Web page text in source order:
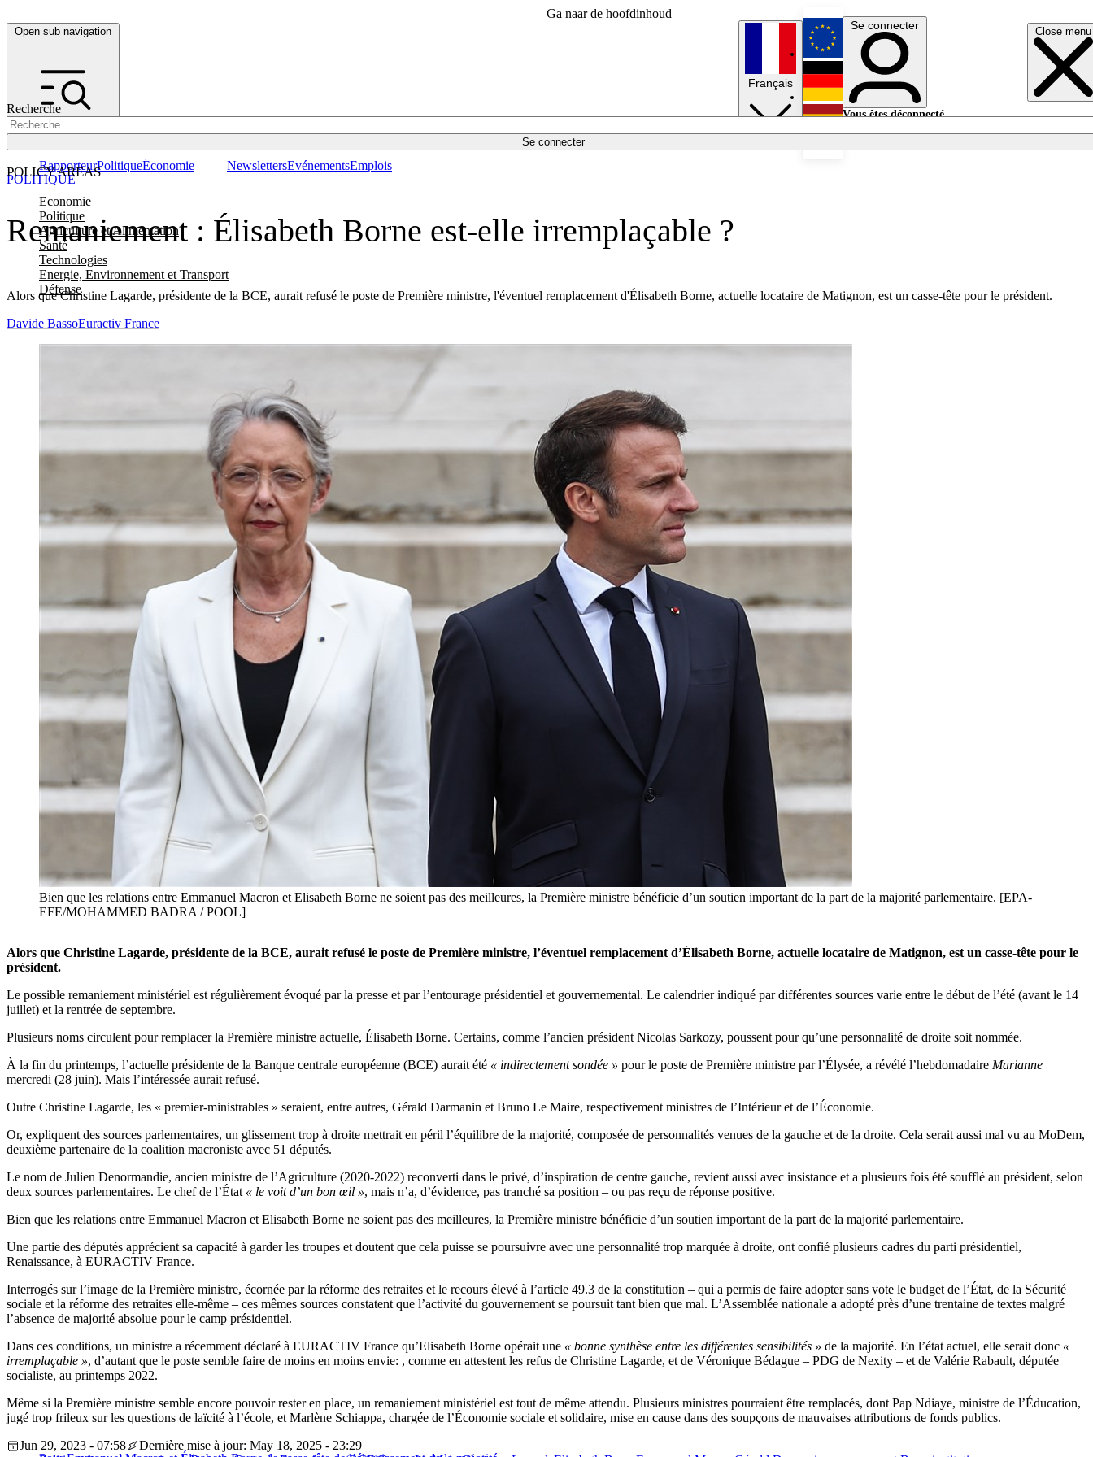
Ga naar de hoofdinhoud
Open sub navigation Close menu
Recherche
Se connecter
POLICY AREAS
Economie
Politique
Agriculture et Alimentation
Santé
Technologies
Energie, Environnement et Transport
Défense
RapporteurPolitiqueÉconomie NewslettersEvénementsEmplois
Français
English
Deutsch
Se connecter
Vous êtes déconnecté.
Remaniement : Élisabeth Borne est-elle irremplaçable ?
Alors que Christine Lagarde, présidente de la BCE, aurait refusé le poste de Première ministre, l'éventuel remplacement d'Élisabeth Borne, actuelle locataire de Matignon, est un casse-tête pour le président.
POLITIQUE
Davide BassoEuractiv France
Bien que les relations entre Emmanuel Macron et Elisabeth Borne ne soient pas des meilleures, la Première ministre bénéficie d’un soutien important de la part de la majorité parlementaire. [EPA-
EFE/MOHAMMED BADRA / POOL]
Alors que Christine Lagarde, présidente de la BCE, aurait refusé le poste de Première ministre, l’éventuel remplacement d’Élisabeth Borne, actuelle locataire de Matignon, est un casse-tête pour le
président.
Le possible remaniement ministériel est régulièrement évoqué par la presse et par l’entourage présidentiel et gouvernemental. Le calendrier indiqué par différentes sources varie entre le début de l’été (avant le 14
juillet) et la rentrée de septembre.
Plusieurs noms circulent pour remplacer la Première ministre actuelle, Élisabeth Borne. Certains, comme l’ancien président Nicolas Sarkozy, poussent pour qu’une personnalité de droite soit nommée.
À la fin du printemps, l’actuelle présidente de la Banque centrale européenne (BCE) aurait été « indirectement sondée » pour le poste de Première ministre par l’Élysée, a révélé l’hebdomadaire Marianne
mercredi (28 juin). Mais l’intéressée aurait refusé.
Outre Christine Lagarde, les « premier-ministrables » seraient, entre autres, Gérald Darmanin et Bruno Le Maire, respectivement ministres de l’Intérieur et de l’Économie.
Or, expliquent des sources parlementaires, un glissement trop à droite mettrait en péril l’équilibre de la majorité, composée de personnalités venues de la gauche et de la droite. Cela serait aussi mal vu au MoDem,
deuxième partenaire de la coalition macroniste avec 51 députés.
Le nom de Julien Denormandie, ancien ministre de l’Agriculture (2020-2022) reconverti dans le privé, d’inspiration de centre gauche, revient aussi avec insistance et a plusieurs fois été soufflé au président, selon
deux sources parlementaires. Le chef de l’État « le voit d’un bon œil », mais n’a, d’évidence, pas tranché sa position – ou pas reçu de réponse positive.
Bien que les relations entre Emmanuel Macron et Elisabeth Borne ne soient pas des meilleures, la Première ministre bénéficie d’un soutien important de la part de la majorité parlementaire.
Une partie des députés apprécient sa capacité à garder les troupes et doutent que cela puisse se poursuivre avec une personnalité trop marquée à droite, ont confié plusieurs cadres du parti présidentiel,
Renaissance, à EURACTIV France.
Interrogés sur l’image de la Première ministre, écornée par la réforme des retraites et le recours élevé à l’article 49.3 de la constitution – qui a permis de faire adopter sans vote le budget de l’État, de la Sécurité
sociale et la réforme des retraites elle-même – ces mêmes sources constatent que l’activité du gouvernement se poursuit tant bien que mal. L’Assemblée nationale a adopté près d’une trentaine de textes malgré
l’absence de majorité absolue pour le camp présidentiel.
Dans ces conditions, un ministre a récemment déclaré à EURACTIV France qu’Elisabeth Borne opérait une « bonne synthèse entre les différentes sensibilités » de la majorité. En l’état actuel, elle serait donc «
irremplaçable », d’autant que le poste semble faire de moins en moins envie: , comme en attestent les refus de Christine Lagarde, et de Véronique Bédague – PDG de Nexity – et de Valérie Rabault, députée
socialiste, au printemps 2022.
Même si la Première ministre semble encore pouvoir rester en place, un remaniement ministériel est tout de même attendu. Plusieurs ministres pourraient être remplacés, dont Pap Ndiaye, ministre de l’Éducation,
jugé trop frileux sur les questions de laïcité à l’école, et Marlène Schiappa, chargée de l’Économie sociale et solidaire, mise en cause dans des soupçons de mauvaises attributions de fonds publics.
Jun 29, 2023 - 07:58
Dernière mise à jour: May 18, 2025 - 23:29